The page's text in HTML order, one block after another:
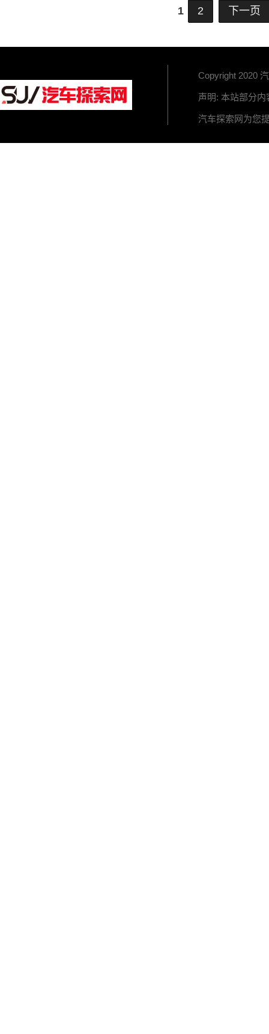
1 2 下一页
Copyright 2020
声明: 本站部分
汽车探索网为您